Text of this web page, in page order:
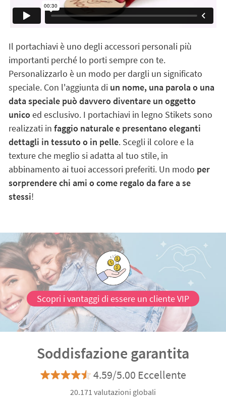
Il portachiavi è uno degli accessori personali più
importanti perché lo porti sempre con te.
Personalizzarlo è un modo per dargli un significato
speciale. Con l'aggiunta di un nome, una parola o una
data speciale può davvero diventare un oggetto
unicoed esclusivo. I portachiavi in legno Stikets sono
realizzati in faggio naturale e presentano eleganti
dettagli in tessuto o in pelle. Scegli il colore e la
texture che meglio si adatta al tuo stile, in
abbinamento ai tuoi accessori preferiti. Un modo per
sorprendere chi ami o come regalo da fare a se
stessi!
Scopri i vantaggi di essere un cliente VIP
Soddisfazione garantita
4.59/5.00 Eccellente
20.171 valutazioni globali